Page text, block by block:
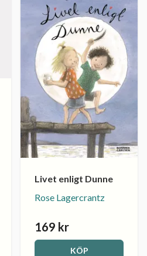
Livet enligt Dunne
Rose Lagercrantz
169 kr
KÖP